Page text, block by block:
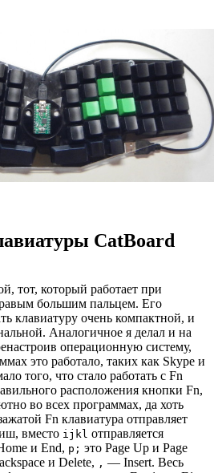
CatBoard
тот, который работает при
большим пальцем. Его
клавиатуру очень компактной, и
Аналогичное я делал и на
операционную систему,
это работало, таких как Skype и
того, что стало работать с Fn
расположения кнопки Fn,
во всех программах, да хоть
Fn клавиатура отправляет
вместо ijkl отправляется
и End, p; это Page Up и Page
и Delete, , — Insert. Весь